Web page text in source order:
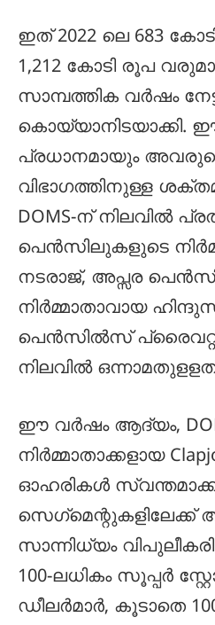
ഇത് 2022 ലെ 683
1,212 കോടി രൂപ
സാമ്പത്തിക വർഷം
കൊയ്യാനിടയാക്കി.
പ്രധാനമായും
വിഭാഗത്തിനുള്ള
DOMS-ന് നിലവിൽ
പെൻസിലുകളുടെ
നടരാജ്, അപ്സര
നിർമ്മാതാവായ
പെൻസിൽസ് പ്രൈവറ്റ്
നിലവിൽ
ഈ വർഷം ആദ്യം,
നിർമ്മാതാക്കളായ
ഓഹരികൾ
സെഗ്‌മെന്റുകളിലേക്ക്
സാന്നിധ്യം
100-ലധികം സൂപ്പർ
ഡീലർമാർ, കൂടാതെ